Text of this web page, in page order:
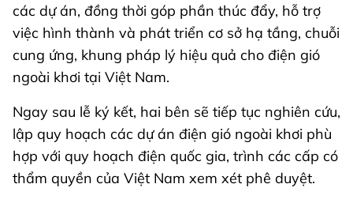
các dự án, đồng thời góp phần thúc đẩy, hỗ trợ
việc hình thành và phát triển cơ sở hạ tầng, chuỗi
cung ứng, khung pháp lý hiệu quả cho điện gió
ngoài khơi tại Việt Nam.
Ngay sau lễ ký kết, hai bên sẽ tiếp tục nghiên cứu,
lập quy hoạch các dự án điện gió ngoài khơi phù
hợp với quy hoạch điện quốc gia, trình các cấp có
thẩm quyền của Việt Nam xem xét phê duyệt.